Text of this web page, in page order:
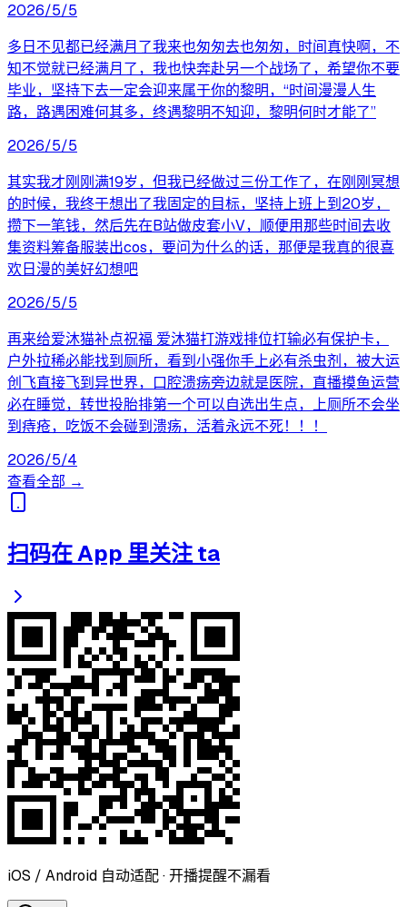
2026/5/5
多日不见都已经满月了我来也匆匆去也匆匆，时间真快啊，不
知不觉就已经满月了，我也快奔赴另一个战场了，希望你不要
毕业，坚持下去一定会迎来属于你的黎明，“时间漫漫人生
路，路遇困难何其多，终遇黎明不知迎，黎明何时才能了”
2026/5/5
其实我才刚刚满19岁，但我已经做过三份工作了，在刚刚冥想
的时候，我终于想出了我固定的目标，坚持上班上到20岁，
攒下一笔钱，然后先在B站做皮套小V，顺便用那些时间去收
集资料筹备服装出cos，要问为什么的话，那便是我真的很喜
欢日漫的美好幻想吧
2026/5/5
再来给爱沐猫补点祝福 爱沐猫打游戏排位打输必有保护卡，
户外拉稀必能找到厕所，看到小强你手上必有杀虫剂，被大运
创飞直接飞到异世界，口腔溃疡旁边就是医院，直播摸鱼运营
必在睡觉，转世投胎排第一个可以自选出生点，上厕所不会坐
到痔疮，吃饭不会碰到溃疡，活着永远不死！！！
2026/5/4
查看全部 →
扫码在 App 里关注 ta
iOS / Android 自动适配 · 开播提醒不漏看